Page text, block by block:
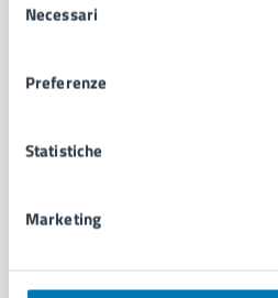
delNecessari
Preferenze
Statistiche
Marketing
Personale amministrativo
Intranet, posta aziendale e protocollo
CATEGORIE DI SERVIZIO
Autorizzazioni
Documenti e certificati